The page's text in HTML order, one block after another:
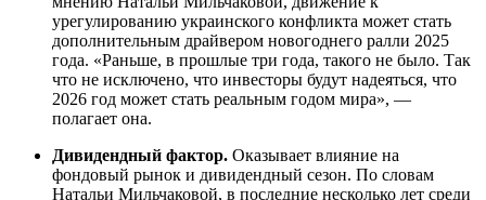
урегулированию украинского конфликта может стать
дополнительным драйвером новогоднего ралли 2025
года. «Раньше, в прошлые три года, такого не было. Так
что не исключено, что инвесторы будут надеяться, что
2026 год может стать реальным годом мира», —
полагает она.
Дивидендный фактор. Оказывает влияние на
фондовый рынок и дивидендный сезон. По словам
Натальи Мильчаковой, в последние несколько лет среди